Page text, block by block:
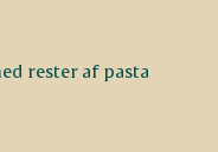
rester af pasta